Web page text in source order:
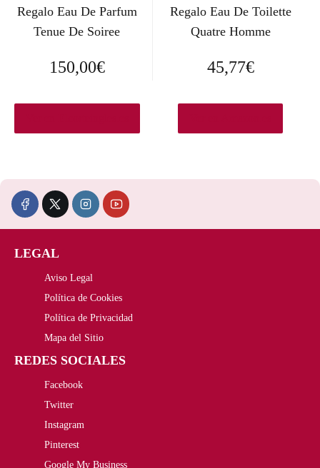
Regalo Eau De Parfum
Tenue De Soiree
150,00€
Regalo Eau De Toilette
Quatre Homme
45,77€
LEGAL
Aviso Legal
Política de Cookies
Política de Privacidad
Mapa del Sitio
REDES SOCIALES
Facebook
Twitter
Instagram
Pinterest
Google My Business